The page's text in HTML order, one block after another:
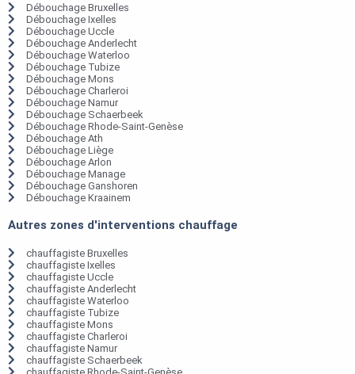
Débouchage Bruxelles
Débouchage Ixelles
Débouchage Uccle
Débouchage Anderlecht
Débouchage Waterloo
Débouchage Tubize
Débouchage Mons
Débouchage Charleroi
Débouchage Namur
Débouchage Schaerbeek
Débouchage Rhode-Saint-Genèse
Débouchage Ath
Débouchage Liège
Débouchage Arlon
Débouchage Manage
Débouchage Ganshoren
Débouchage Kraainem
Autres zones d'interventions chauffage
chauffagiste Bruxelles
chauffagiste Ixelles
chauffagiste Uccle
chauffagiste Anderlecht
chauffagiste Waterloo
chauffagiste Tubize
chauffagiste Mons
chauffagiste Charleroi
chauffagiste Namur
chauffagiste Schaerbeek